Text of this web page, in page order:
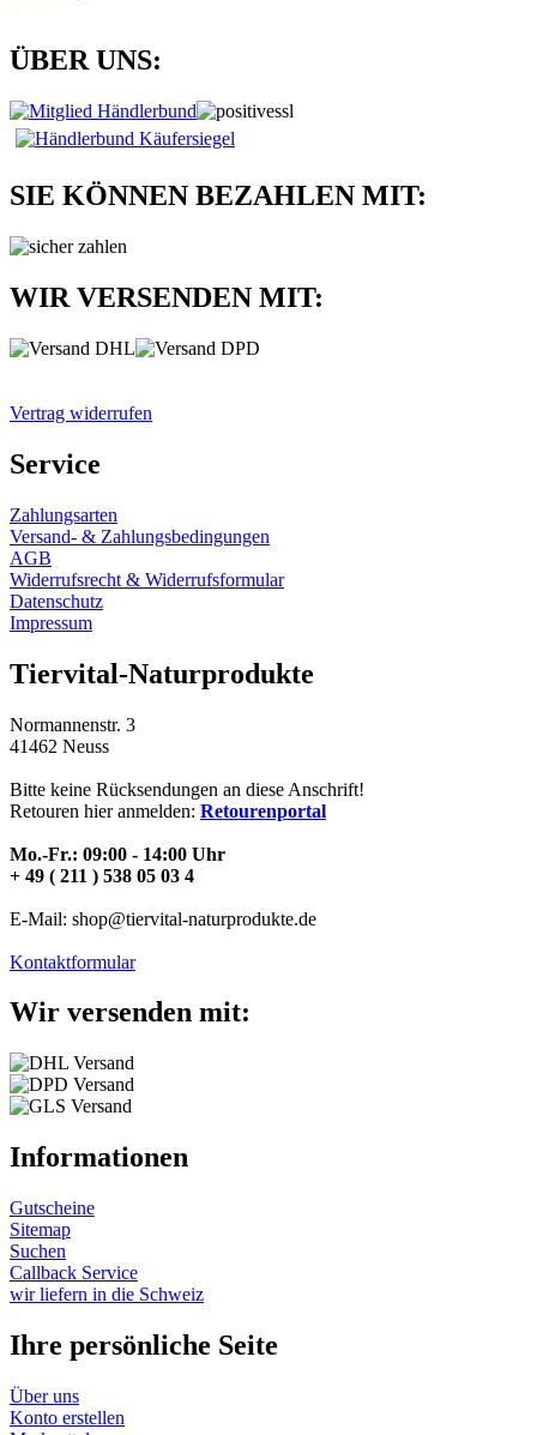
ÜBER UNS:
SIE KÖNNEN BEZAHLEN MIT:
WIR VERSENDEN MIT:
Vertrag widerrufen
Service
Zahlungsarten
Versand- & Zahlungsbedingungen
AGB
Widerrufsrecht & Widerrufsformular
Datenschutz
Impressum
Tiervital-Naturprodukte
Normannenstr. 3
41462 Neuss
Bitte keine Rücksendungen an diese Anschrift!
Retouren hier anmelden: Retourenportal
Mo.-Fr.: 09:00 - 14:00 Uhr
+ 49 ( 211 ) 538 05 03 4
E-Mail: shop@tiervital-naturprodukte.de
Kontaktformular
Wir versenden mit:
Informationen
Gutscheine
Sitemap
Suchen
Callback Service
wir liefern in die Schweiz
Ihre persönliche Seite
Über uns
Konto erstellen